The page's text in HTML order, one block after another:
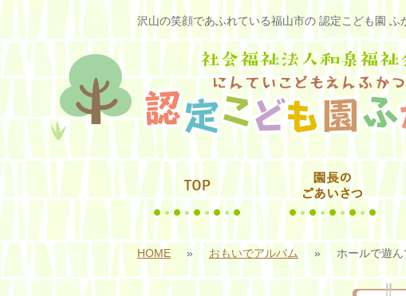
沢山の笑顔であふれている福山市の 認定こども園 ふ
HOME » おもいでアルバム » ホールで遊